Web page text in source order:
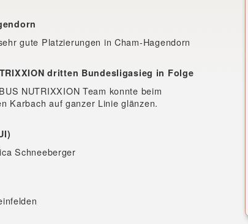
gute Platzierungen in Cham-Hagendorn
dritten Bundesligasieg in Folge
NUTRIXXION Team konnte beim
Karbach auf ganzer Linie glänzen.
Schneeberger